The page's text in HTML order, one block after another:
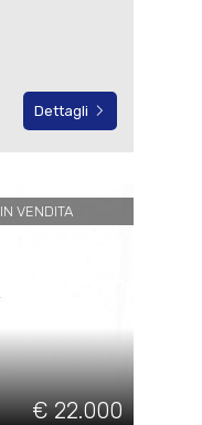
Dettagli
IN VENDITA
€ 22.000